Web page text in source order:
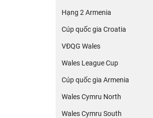
Hạng 2 Armenia
Cúp quốc gia Croatia
VĐQG Wales
Wales League Cup
Cúp quốc gia Armenia
Wales Cymru North
Wales Cymru South